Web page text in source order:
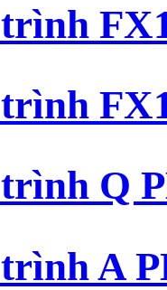
Q
A